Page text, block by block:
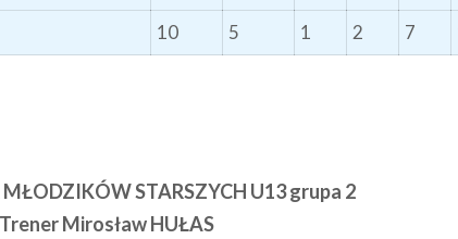
10 5 1 2 7
MŁODZIKÓW STARSZYCH U13 grupa 2
Trener Mirosław HUŁAS